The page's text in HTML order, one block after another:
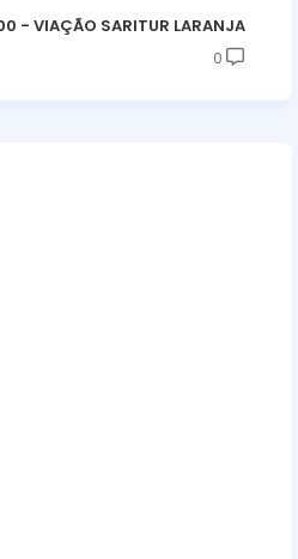
- VIAÇÃO SARITUR LARANJA
0